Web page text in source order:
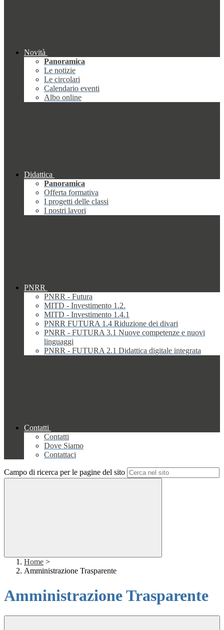
Novità
Panoramica
Le notizie
Le circolari
Calendario eventi
Albo online
Didattica
Panoramica
Offerta formativa
I progetti delle classi
I nostri lavori
PNRR
PNRR - Futura
MITD - Investimento 1.2.
MITD - Investimento 1.4.1
PNRR FUTURA 1.4 Riduzione dei divari
PNRR - FUTURA 3.1 Nuove competenze e nuovi
linguaggi
PNRR - FUTURA 2.1 Didattica digitale integrata
Contatti
Contatti
Dove Siamo
Contattaci
Campo di ricerca per le pagine del sito
Home >
Amministrazione Trasparente
Amministrazione Trasparente